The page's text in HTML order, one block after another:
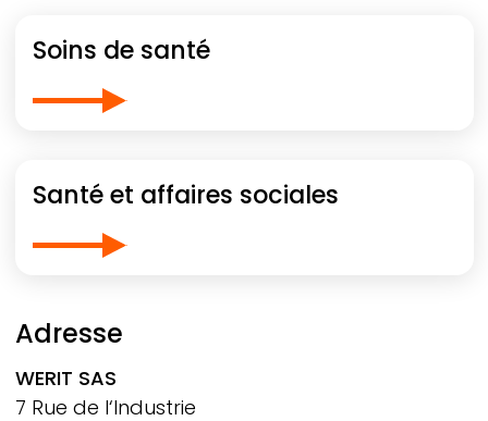
Soins de santé
Santé et affaires sociales
Adresse
WERIT SAS
7 Rue de l‘Industrie